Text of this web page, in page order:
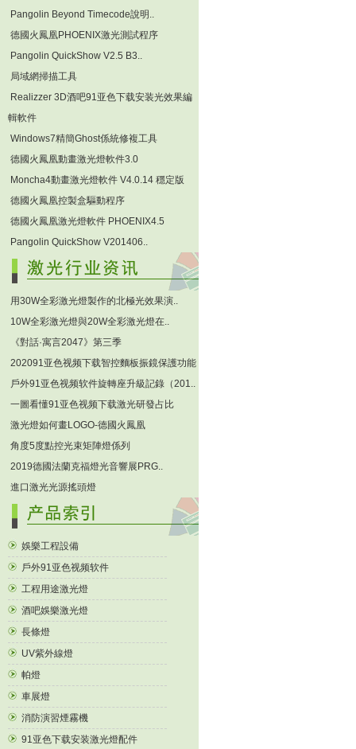
Pangolin Beyond Timecode說明..
德國火鳳凰PHOENIX激光測試程序
Pangolin QuickShow V2.5 B3..
局域網掃描工具
Realizzer 3D酒吧91亚色下载安装光效果編
輯軟件
Windows7精簡Ghost係統修複工具
德國火鳳凰動畫激光燈軟件3.0
Moncha4動畫激光燈軟件 V4.0.14 穩定版
德國火鳳凰控製盒驅動程序
德國火鳳凰激光燈軟件 PHOENIX4.5
Pangolin QuickShow V201406..
用30W全彩激光燈製作的北極光效果演..
10W全彩激光燈與20W全彩激光燈在..
《對話·寓言2047》第三季
202091亚色视频下载智控麵板振鏡保護功能
戶外91亚色视频软件旋轉座升級記錄（201..
一圖看懂91亚色视频下载激光研發占比
激光燈如何畫LOGO-德國火鳳凰
角度5度點控光束矩陣燈係列
2019德國法蘭克福燈光音響展PRG..
進口激光光源搖頭燈
娛樂工程設備
戶外91亚色视频软件
工程用途激光燈
酒吧娛樂激光燈
長條燈
UV紫外線燈
帕燈
車展燈
消防演習煙霧機
91亚色下载安装激光燈配件